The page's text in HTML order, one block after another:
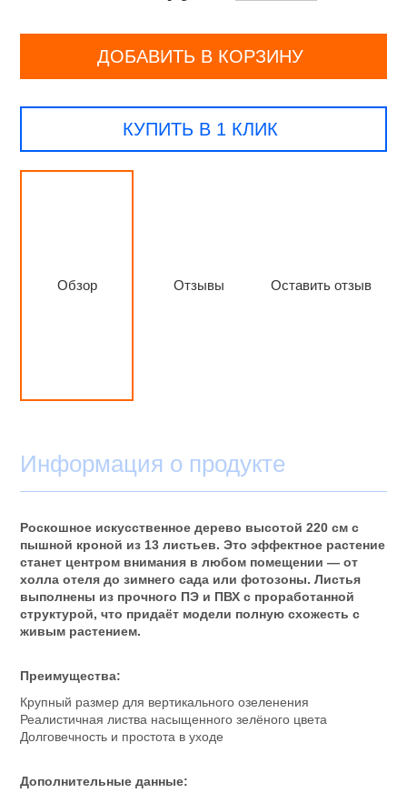
ДОБАВИТЬ В КОРЗИНУ
КУПИТЬ В 1 КЛИК
Обзор Отзывы Оставить отзыв
Информация о продукте
Роскошное искусственное дерево высотой 220 см с
пышной кроной из 13 листьев. Это эффектное растение
станет центром внимания в любом помещении — от
холла отеля до зимнего сада или фотозоны. Листья
выполнены из прочного ПЭ и ПВХ с проработанной
структурой, что придаёт модели полную схожесть с
живым растением.
Преимущества:
Крупный размер для вертикального озеленения
Реалистичная листва насыщенного зелёного цвета
Долговечность и простота в уходе
Дополнительные данные: